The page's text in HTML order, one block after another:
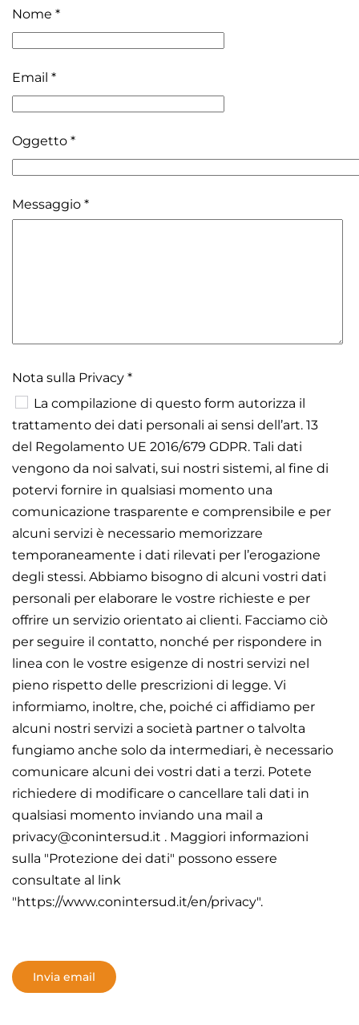
Nome *
Email *
Oggetto *
Messaggio *
Nota sulla Privacy *
Nota sulla Privacy
La compilazione di questo form autorizza il
trattamento dei dati personali ai sensi dell’art. 13
del Regolamento UE 2016/679 GDPR. Tali dati
vengono da noi salvati, sui nostri sistemi, al fine di
potervi fornire in qualsiasi momento una
comunicazione trasparente e comprensibile e per
alcuni servizi è necessario memorizzare
temporaneamente i dati rilevati per l’erogazione
degli stessi. Abbiamo bisogno di alcuni vostri dati
personali per elaborare le vostre richieste e per
offrire un servizio orientato ai clienti. Facciamo ciò
per seguire il contatto, nonché per rispondere in
linea con le vostre esigenze di nostri servizi nel
pieno rispetto delle prescrizioni di legge. Vi
informiamo, inoltre, che, poiché ci affidiamo per
alcuni nostri servizi a società partner o talvolta
fungiamo anche solo da intermediari, è necessario
comunicare alcuni dei vostri dati a terzi. Potete
richiedere di modificare o cancellare tali dati in
qualsiasi momento inviando una mail a
privacy@conintersud.it . Maggiori informazioni
sulla "Protezione dei dati" possono essere
consultate al link
"https://www.conintersud.it/en/privacy".
Invia email